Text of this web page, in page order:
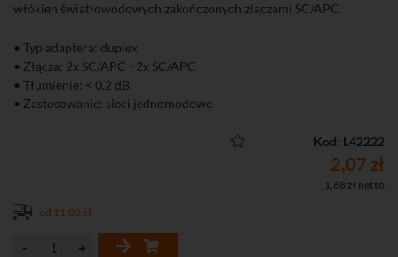
włókien światłowodowych zakończonych złączami SC/APC.
• Typ adaptera: duplex
• Złącza: 2x SC/APC - 2x SC/APC
• Tłumienie: < 0,2 dB
• Zastosowanie: sieci jednomodowe
Kod: L42222
2,07 zł
1,68 zł netto
od 11,00 zł